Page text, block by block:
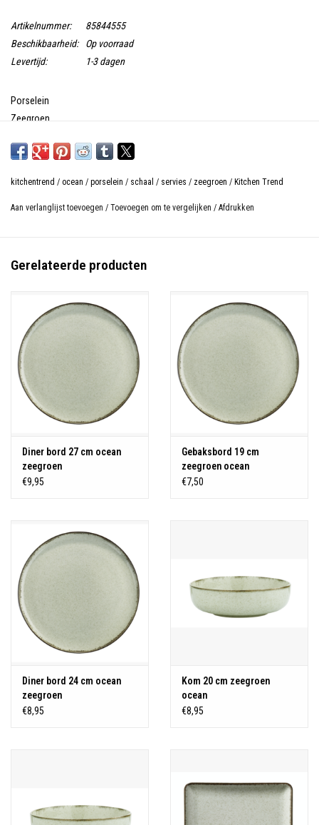
Artikelnummer:
85844555
Beschikbaarheid:
Op voorraad
Levertijd:
1-3 dagen
Porselein
Zeegroen
Vaatwasmachine - magnetron - oven bestendig
kitchentrend / ocean / porselein / schaal / servies / zeegroen / Kitchen Trend
Aan verlanglijst toevoegen / Toevoegen om te vergelijken / Afdrukken
Gerelateerde producten
Diner bord 27 cm ocean
zeegroen
€9,95
Gebaksbord 19 cm
zeegroen ocean
€7,50
Diner bord 24 cm ocean
zeegroen
€8,95
Kom 20 cm zeegroen
ocean
€8,95